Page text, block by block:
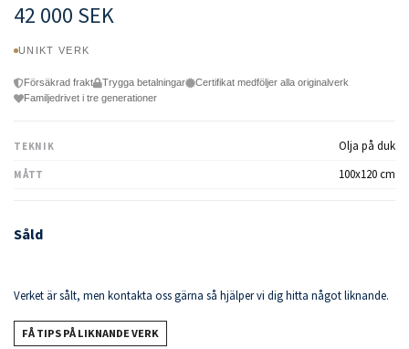
42 000 SEK
UNIKT VERK
Försäkrad frakt Trygga betalningar
Certifikat medföljer alla originalverk
Familjedrivet i tre generationer
TEKNIK Olja på duk
MÅTT 100x120 cm
Såld
Verket är sålt, men kontakta oss gärna så hjälper vi dig hitta något liknande.
FÅ TIPS PÅ LIKNANDE VERK